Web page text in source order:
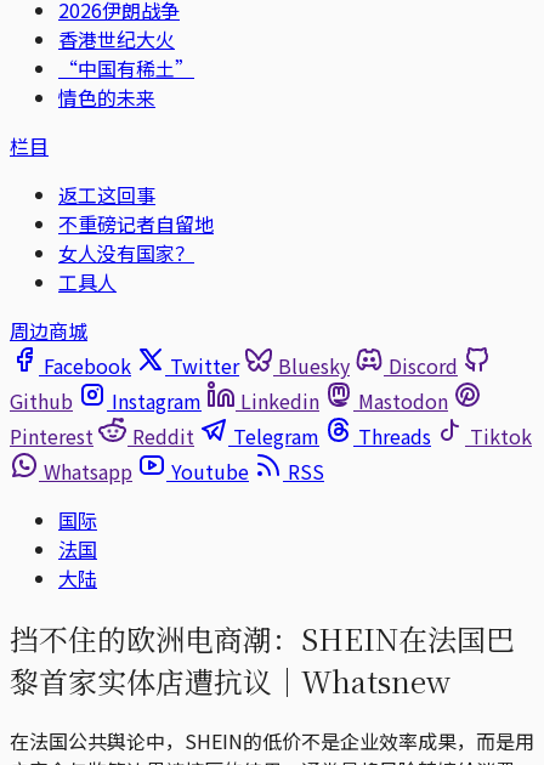
2026伊朗战争
香港世纪大火
“中国有稀土”
情色的未来
栏目
返工这回事
不重磅记者自留地
女人没有国家？
工具人
周边商城
Facebook
Twitter Bluesky
Discord
Github
Instagram Linkedin
Mastodon
Pinterest
Reddit Telegram Threads
Tiktok
Whatsapp
Youtube
RSS
国际
法国
大陆
挡不住的欧洲电商潮：SHEIN在法国巴
黎首家实体店遭抗议｜Whatsnew
在法国公共舆论中，SHEIN的低价不是企业效率成果，而是用